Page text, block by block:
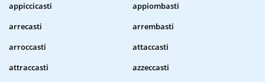
appiccicasti
appiombasti
arrecasti
arrembasti
arroccasti
attaccasti
attraccasti
azzeccasti